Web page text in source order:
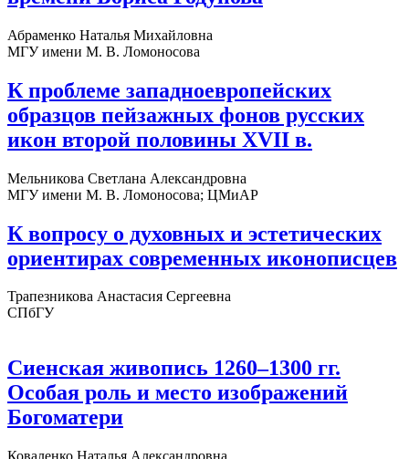
Абраменко Наталья Михайловна
МГУ имени М. В. Ломоносова
К проблеме западноевропейских
образцов пейзажных фонов русских
икон второй половины XVII в.
Мельникова Светлана Александровна
МГУ имени М. В. Ломоносова; ЦМиАР
К вопросу о духовных и эстетических
ориентирах современных иконописцев
Трапезникова Анастасия Сергеевна
СПбГУ
Сиенская живопись 1260–1300 гг.
Особая роль и место изображений
Богоматери